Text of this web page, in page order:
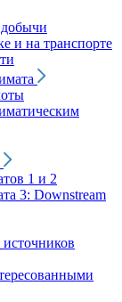
и на транспорте
1 и 2
3: Downstream